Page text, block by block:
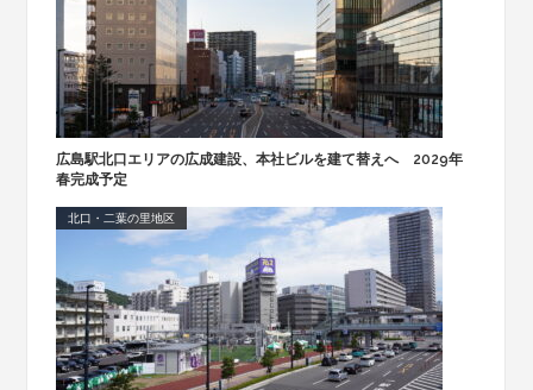
広島駅北口エリアの広成建設、本社ビルを建て替えへ 2029年
春完成予定
北口・二葉の里地区